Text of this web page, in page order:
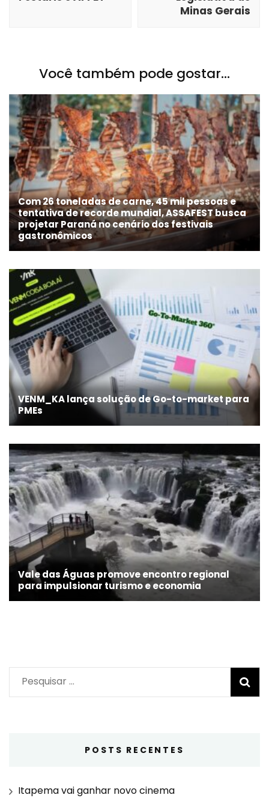
Minas Gerais
Você também pode gostar...
Com 26 toneladas de carne, 45 mil pessoas e
tentativa de recorde mundial, ASSAFEST busca
projetar Paraná no cenário dos festivais
gastronômicos
VENM_KA lança solução de Go-to-market para
PMEs
Vale das Águas promove encontro regional
para impulsionar turismo e economia
Pesquisar
por:
POSTS RECENTES
Itapema vai ganhar novo cinema